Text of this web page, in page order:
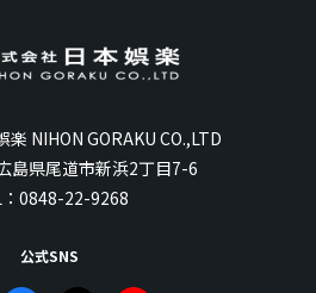
NIHON GORAKU CO.,LTD
島県尾道市新浜2丁目7-6
0848-22-9268
公式SNS